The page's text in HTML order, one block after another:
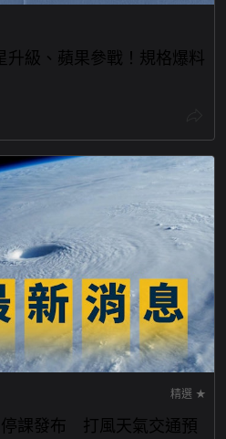
級、蘋果參戰！規格爆料
精選 ★
課發布 打風天氣交通預